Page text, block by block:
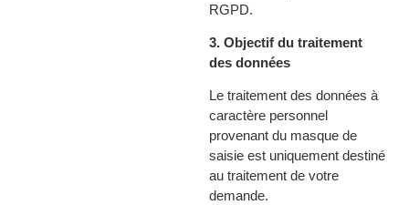
RGPD.
3. Objectif du traitement
des données
Le traitement des données à
caractère personnel
provenant du masque de
saisie est uniquement destiné
au traitement de votre
demande.